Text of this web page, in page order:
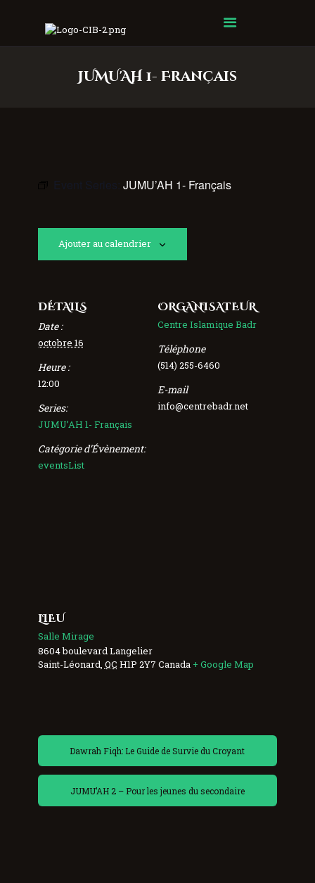
JUMU'AH 1- Français
Centre Islamique Badr
Event Series: JUMU’AH 1- Français
Ajouter au calendrier
DÉTAILS
Date :
octobre 16
Heure :
12:00
Series:
JUMU’AH 1- Français
Catégorie d’Évènement:
eventsList
ORGANISATEUR
Centre Islamique Badr
Téléphone
(514) 255-6460
E-mail
info@centrebadr.net
LIEU
Salle Mirage
8604 boulevard Langelier
Saint-Léonard QC H1P 2Y7 Canada + Google Map
Dawrah Fiqh: Le Guide de Survie du Croyant
JUMU’AH 2 – Pour les jeunes du secondaire